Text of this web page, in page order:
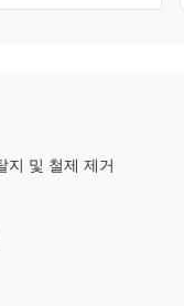
지 및 철제 제거